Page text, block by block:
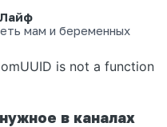
мам и беременных
на странице
is not a function
в каналах